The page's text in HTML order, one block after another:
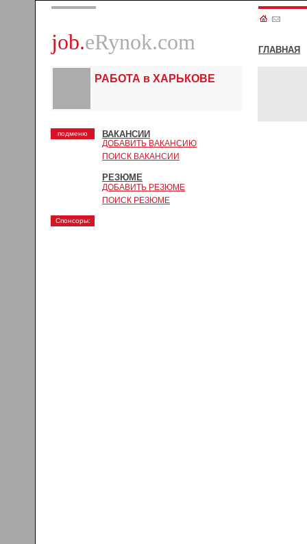
job.eRynok.com ГЛАВНАЯ
РАБОТА в ХАРЬКОВЕ
подменю ВАКАНСИИ
ДОБАВИТЬ ВАКАНСИЮ
ПОИСК ВАКАНСИИ
РЕЗЮМЕ
ДОБАВИТЬ РЕЗЮМЕ
ПОИСК РЕЗЮМЕ
Спонсоры: